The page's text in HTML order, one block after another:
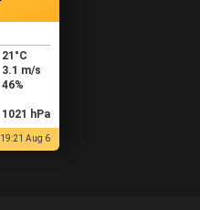
21 °C
3.1 m/s
46%
1021 hPa
19:21 Aug 6